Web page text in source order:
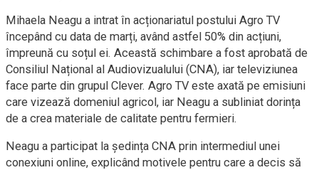
Mihaela Neagu a intrat în acționariatul postului Agro TV
începând cu data de marți, având astfel 50% din acțiuni,
împreună cu soțul ei. Această schimbare a fost aprobată de
Consiliul Național al Audiovizualului (CNA), iar televiziunea
face parte din grupul Clever. Agro TV este axată pe emisiuni
care vizează domeniul agricol, iar Neagu a subliniat dorința
de a crea materiale de calitate pentru fermieri.
Neagu a participat la ședința CNA prin intermediul unei
conexiuni online, explicând motivele pentru care a decis să